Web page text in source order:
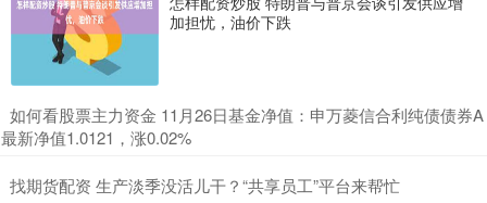
加担忧，油价下跌
​如何看股票主力资金 11月26日基金净值：申万菱信合利纯债债券A
最新净值1.0121，涨0.02%
​找期货配资 生产淡季没活儿干？“共享员工”平台来帮忙